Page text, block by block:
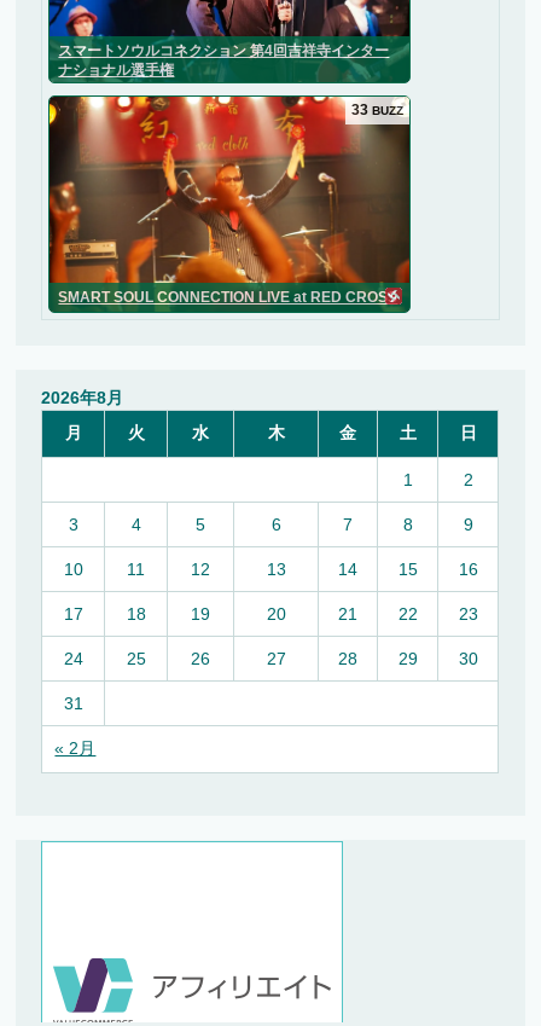
スマートソウルコネクション 第4回吉祥寺インター
ナショナル選手権
SMART SOUL CONNECTION LIVE at RED CROSS
33 BUZZ
2026年8月
月
火 水 木 金 土 日
« 2月
1 2
3 4 5 6 7 8 9
10 11 12 13 14 15 16
17 18 19 20 21 22 23
24 25 26 27 28 29 30
31